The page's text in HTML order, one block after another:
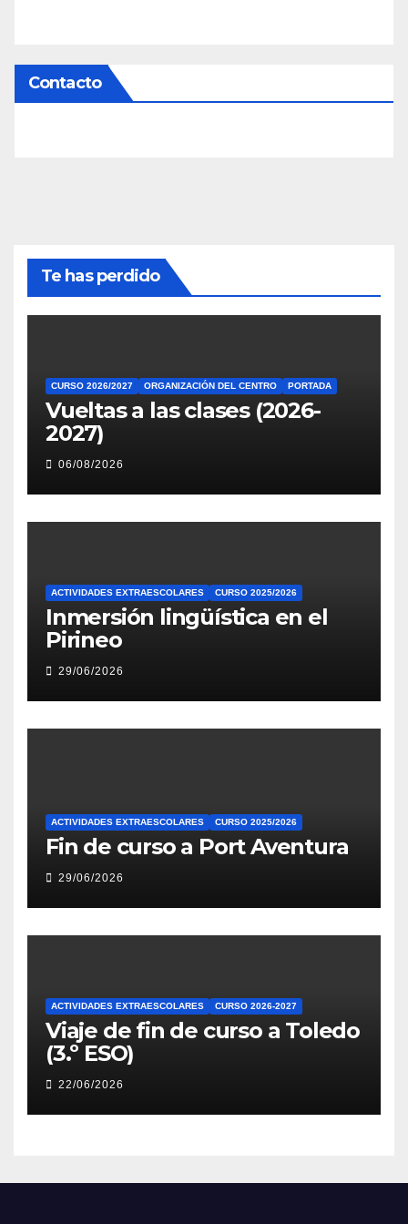
Contacto
Te has perdido
CURSO 2026/2027 ORGANIZACIÓN DEL CENTRO PORTADA
Vueltas a las clases (2026-
2027)
06/08/2026
ACTIVIDADES EXTRAESCOLARES CURSO 2025/2026
Inmersión lingüística en el
Pirineo
29/06/2026
ACTIVIDADES EXTRAESCOLARES CURSO 2025/2026
Fin de curso a Port Aventura
29/06/2026
ACTIVIDADES EXTRAESCOLARES CURSO 2026-2027
Viaje de fin de curso a Toledo
(3.º ESO)
22/06/2026